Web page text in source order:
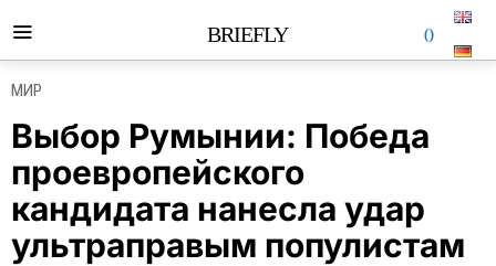
BRIEFLY 0
МИР
Выбор Румынии: Победа
проевропейского
кандидата нанесла удар
ультраправым популистам